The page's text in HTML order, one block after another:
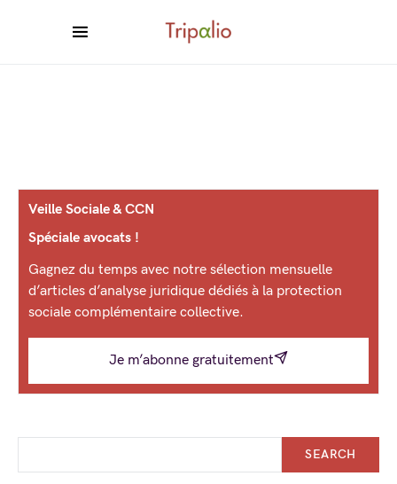
Veille Sociale & CCN
Spéciale avocats !
Gagnez du temps avec notre sélection mensuelle
d’articles d’analyse juridique dédiés à la protection
sociale complémentaire collective.
Je m’abonne gratuitement
SEARCH